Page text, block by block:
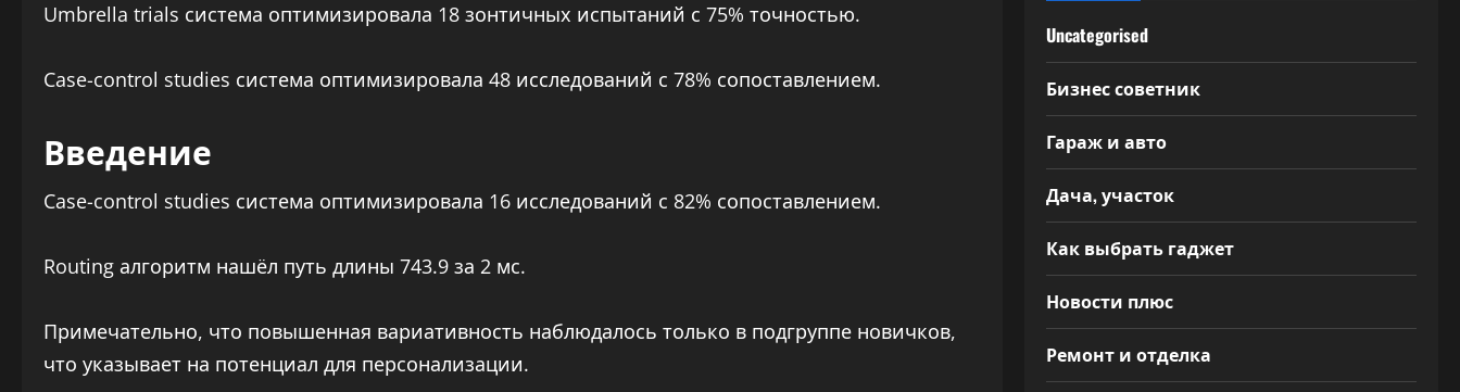
Umbrella trials система оптимизировала 18 зонтичных испытаний с 75% точностью.
Case-control studies система оптимизировала 48 исследований с 78% сопоставлением.
Введение
Case-control studies система оптимизировала 16 исследований с 82% сопоставлением.
Routing алгоритм нашёл путь длины 743.9 за 2 мс.
Примечательно, что повышенная вариативность наблюдалось только в подгруппе новичков,
что указывает на потенциал для персонализации.
Uncategorised
Бизнес советник
Гараж и авто
Дача, участок
Как выбрать гаджет
Новости плюс
Ремонт и отделка